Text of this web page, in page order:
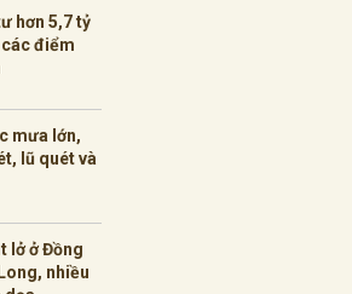
hơn 5,7 tỷ
điểm
mưa lớn,
lũ quét và
lở ở Đồng
nhiều